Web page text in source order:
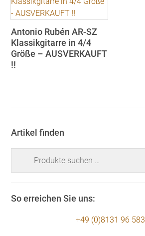
Antonio Rubén AR-SZ
Klassikgitarre in 4/4
Größe – AUSVERKAUFT
!!
Artikel finden
So erreichen Sie uns:
+49 (0)8131 96 583